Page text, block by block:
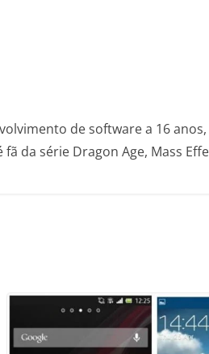
de software a 16
da série Dragon Age, Mass